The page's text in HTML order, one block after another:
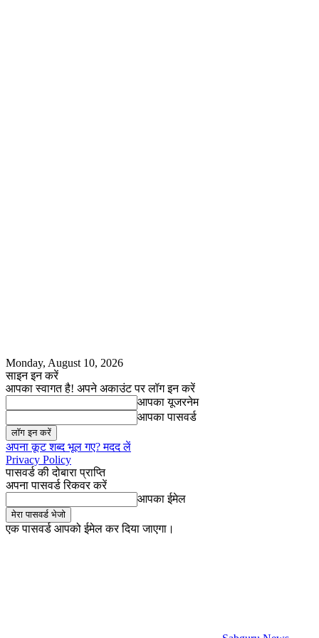
Monday, August 10, 2026
साइन इन करें
आपका स्वागत है! अपने अकाउंट पर लॉग इन करें
आपका यूजरनेम
आपका पासवर्ड
अपना कूट शब्द भूल गए? मदद लें
Privacy Policy
पासवर्ड की दोबारा प्राप्ति
अपना पासवर्ड रिकवर करें
आपका ईमेल
एक पासवर्ड आपको ईमेल कर दिया जाएगा।